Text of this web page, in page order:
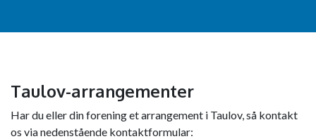
Taulov-arrangementer
Har du eller din forening et arrangement i Taulov, så kontakt
os via nedenstående kontaktformular: